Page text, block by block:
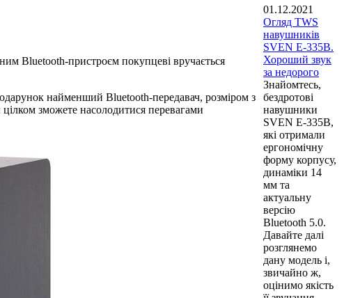
Bluetooth-пристроєм покупцеві вручається
найменший Bluetooth-передавач, розміром з
зможете насолодитися перевагами
01.12.2021
Огляд TWS
навушників
SVEN E-335B.
Хороший звук
за недорого
Знайомтесь,
бездротові
навушники
SVEN E-335B,
які отримали
ергономічну
форму корпусу,
динаміки 14
мм та
актуальну
версію
Bluetooth 5.0.
Давайте далі
розглянемо
дану модель і,
звичайно ж,
оцінимо якість